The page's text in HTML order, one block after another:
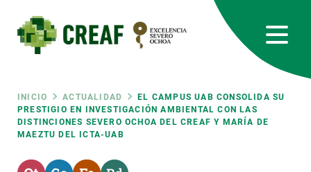
contenido
principal
Ruta
de
INICIO ACTUALIDAD
EL CAMPUS UAB CONSOLIDA SU
PRESTIGIO EN INVESTIGACIÓN AMBIENTAL CON LAS
DISTINCIONES SEVERO OCHOA DEL CREAF Y MARÍA DE
MAEZTU DEL ICTA-UAB
RRSS
Featured
INTRANET